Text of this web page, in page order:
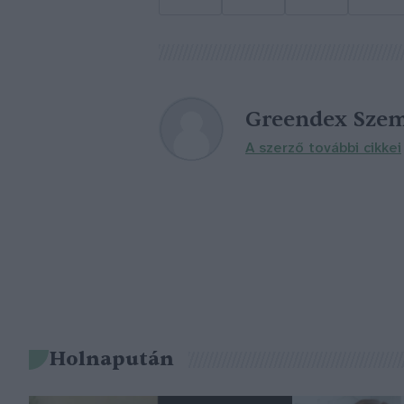
Greendex
A szerző további cikkei
Holnapután